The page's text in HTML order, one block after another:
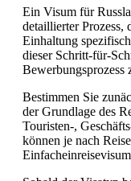
Ein Visum für
detaillierter Prozess,
Einhaltung
dieser Schritt-für-
Bewerbungsprozess
Bestimmen Sie
der Grundlage des
Touristen-,
können je nach